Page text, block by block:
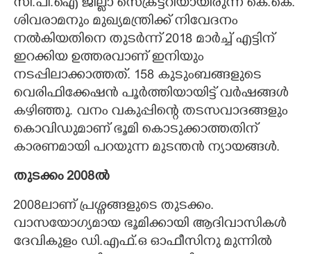
സി.പി.ഐ ജില്ലാ സെക്രട്ടറിയായിരുന്ന കെ.കെ.
ശിവരാമനും മുഖ്യമന്ത്രിക്ക് നിവേദനം
നൽകിയതിനെ തുടർന്ന് 2018 മാർച്ച് എട്ടിന്
ഇറക്കിയ ഉത്തരവാണ് ഇനിയും
നടപ്പിലാക്കാത്തത്. 158 കുടുംബങ്ങളുടെ
വെരിഫിക്കേഷൻ പൂർത്തിയായിട്ട് വർഷങ്ങൾ
കഴിഞ്ഞു. വനം വകുപ്പിന്റെ തടസവാദങ്ങളും
കൊവിഡുമാണ് ഭൂമി കൊടുക്കാത്തതിന്
കാരണമായി പറയുന്ന മുടന്തൻ ന്യായങ്ങൾ.
തുടക്കം 2008ൽ
2008ലാണ് പ്രശ്നങ്ങളുടെ തുടക്കം.
വാസയോഗ്യമായ ഭൂമിക്കായി ആദിവാസികൾ
ദേവികുളം ഡി.എഫ്.ഒ ഓഫീസിനു മുന്നിൽ